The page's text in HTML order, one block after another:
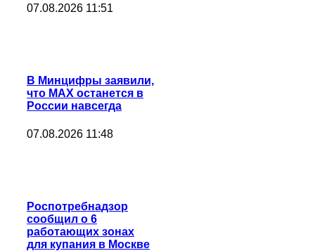
07.08.2026 11:51
В Минцифры заявили,
что МАХ останется в
России навсегда
07.08.2026 11:48
Роспотребнадзор
сообщил о 6
работающих зонах
для купания в Москве